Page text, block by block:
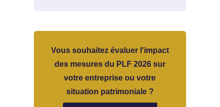
Vous souhaitez évaluer l'impact
des mesures du PLF 2026 sur
votre entreprise ou votre
situation patrimoniale ?